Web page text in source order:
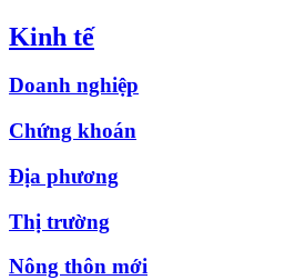
Kinh tế
Doanh nghiệp
Chứng khoán
Địa phương
Thị trường
Nông thôn mới